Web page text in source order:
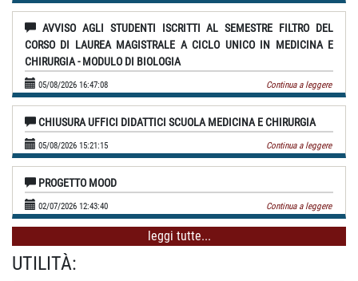
AVVISO AGLI STUDENTI ISCRITTI AL SEMESTRE FILTRO DEL
CORSO DI LAUREA MAGISTRALE A CICLO UNICO IN MEDICINA E
CHIRURGIA - MODULO DI BIOLOGIA
05/08/2026 16:47:08 Continua a leggere
CHIUSURA UFFICI DIDATTICI SCUOLA MEDICINA E CHIRURGIA
05/08/2026 15:21:15 Continua a leggere
PROGETTO MOOD
02/07/2026 12:43:40 Continua a leggere
leggi tutte...
UTILITÀ: